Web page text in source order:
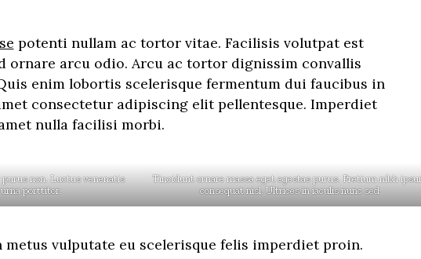
potenti nullam ac tortor vitae. Facilisis volutpat est
ornare arcu odio. Arcu ac tortor dignissim convallis
enim lobortis scelerisque fermentum dui faucibus in
consectetur adipiscing elit pellentesque. Imperdiet
nulla facilisi morbi.
non. Luctus venenatis
porttitor.
Tincidunt ornare massa eget egestas purus. Pretium nibh
consequat nisl. Ultrices in iaculis nunc sed
metus vulputate eu scelerisque felis imperdiet proin.